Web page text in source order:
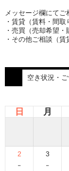
メッセージ欄にてご
・賃貸（賃料・間取
・売買（売却希望・
・その他ご相談（賃
空き状況・
日
月
2
-
3
-